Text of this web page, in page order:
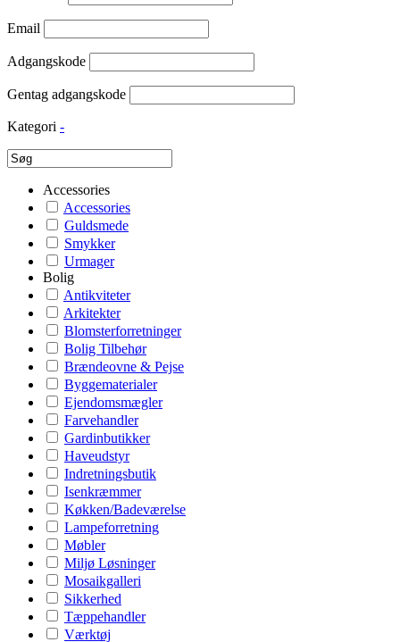
Email
Adgangskode
Gentag adgangskode
Kategori -
Accessories
Accessories
Guldsmede
Smykker
Urmager
Bolig
Antikviteter
Arkitekter
Blomsterforretninger
Bolig Tilbehør
Brændeovne & Pejse
Byggematerialer
Ejendomsmægler
Farvehandler
Gardinbutikker
Haveudstyr
Indretningsbutik
Isenkræmmer
Køkken/Badeværelse
Lampeforretning
Møbler
Miljø Løsninger
Mosaikgalleri
Sikkerhed
Tæppehandler
Værktøj